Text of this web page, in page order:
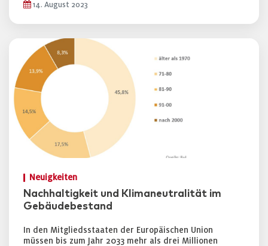
14. August 2023
Neuigkeiten
Nachhaltigkeit und Klimaneutralität im
Gebäudebestand
In den Mitgliedsstaaten der Europäischen Union
müssen bis zum Jahr 2033 mehr als drei Millionen